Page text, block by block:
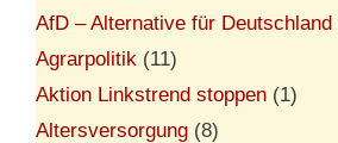
AfD – Alternative für Deutschland
Agrarpolitik (11)
Aktion Linkstrend stoppen (1)
Altersversorgung (8)